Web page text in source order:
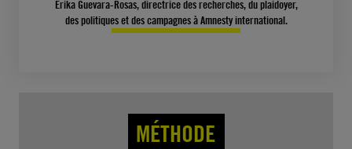
Erika Guevara-Rosas, directrice des recherches, du plaidoyer,
des politiques et des campagnes à Amnesty international.
MÉTHODE